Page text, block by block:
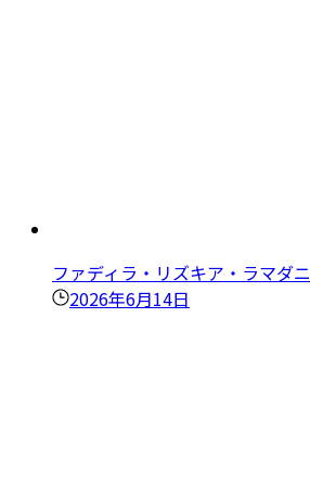
ファディラ・リズキア・ラマダニ
2026年6月14日